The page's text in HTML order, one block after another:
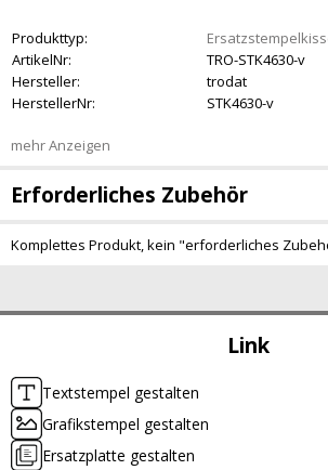
Link
Textstempel gestalten
Grafikstempel gestalten
Ersatzplatte gestalten
Produkttyp:
ArtikelNr:
TRO-STK4630-v
Hersteller:
trodat
HerstellerNr:
STK4630-v
mehr Anzeigen
Erforderliches Zubehör
Komplettes Produkt, kein "erforderliches